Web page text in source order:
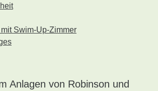
Swim-Up-Zimmer
Anlagen von Robinson und